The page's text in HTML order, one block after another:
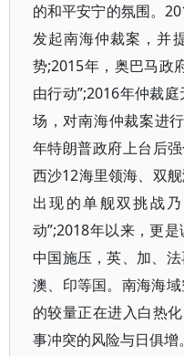
的和平安宁的氛围。
发起南海仲裁案，并
势;2015年，奥巴马政
由行动”;2016年仲裁
场，对南海仲裁案进
年特朗普政府上台后
西沙12海里领海、双
出现的单舰双挑战
动”;2018年以来，更
中国施压，英、加、法
澳、印等国。南海海
的较量正在进入白热
事冲突的风险与日俱增。